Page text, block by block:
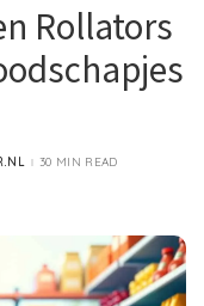
Rollators
30 MIN READ